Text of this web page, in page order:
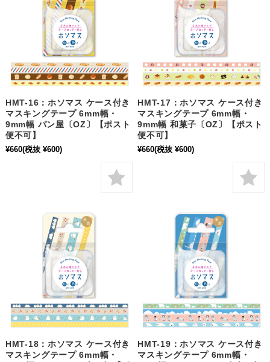
HMT-16：ホソマス ケース付き
マスキングテープ 6mm幅・
9mm幅 パン屋〔OZ〕【ポスト
便不可】
¥660(税抜 ¥600)
HMT-17：ホソマス ケース付き
マスキングテープ 6mm幅・
9mm幅 和菓子〔OZ〕【ポスト
便不可】
¥660(税抜 ¥600)
HMT-18：ホソマス ケース付き
マスキングテープ 6mm幅・
HMT-19：ホソマス ケース付き
マスキングテープ 6mm幅・